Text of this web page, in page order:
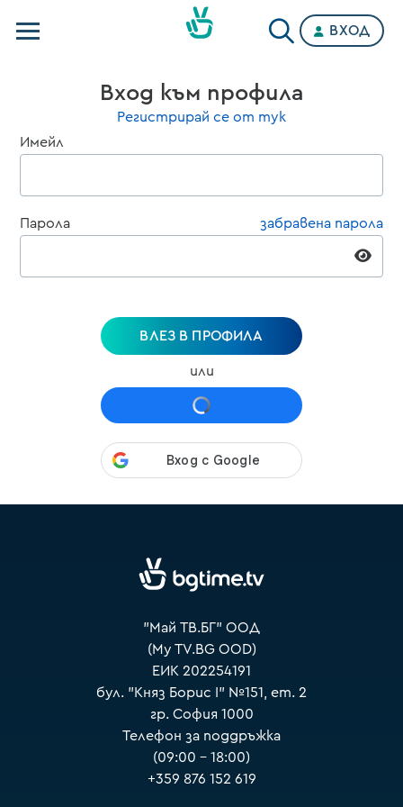
Категории
ВХОД
Вход към профила
Регистрирай се от тук
Имейл
Парола забравена парола
ВЛЕЗ В ПРОФИЛА
или
"Май ТВ.БГ" ООД
(My TV.BG OOD)
ЕИК 202254191
бул. "Княз Борис I" №151, ет. 2
гр. София 1000
Телефон за поддръжка
(09:00 – 18:00)
+359 876 152 619